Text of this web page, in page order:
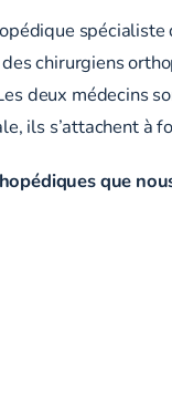
chirurgiens
deux médecins
ils s’attachent à
que